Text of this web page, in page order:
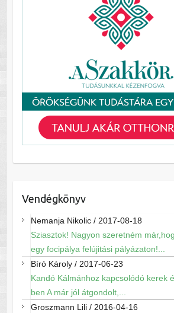
Vendégkönyv
Nemanja Nikolic/ 2017-08-18
Sziasztok! Nagyon szeretném
egy focipálya felújitási pályázaton!...
Bíró Károly/ 2017-06-23
Kandó Kálmánhoz kapcsolódó kerek
ben A már jól átgondolt,...
Groszmann Lili/ 2016-04-16